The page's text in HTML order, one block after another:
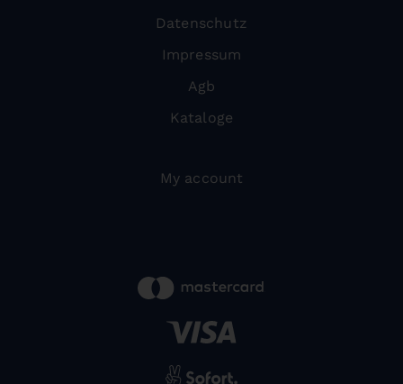
Datenschutz
Impressum
Agb
Kataloge
My account